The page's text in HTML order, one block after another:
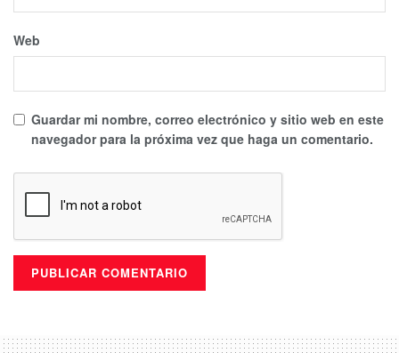
Web
Guardar mi nombre, correo electrónico y sitio web en este
navegador para la próxima vez que haga un comentario.